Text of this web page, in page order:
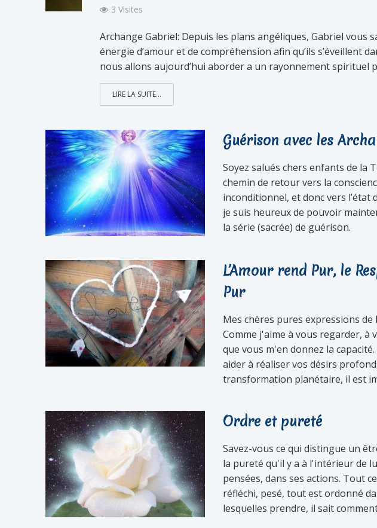
3 Visites
Archange Gabriel: Depuis les plans angéliques, Gabriel vous
énergie d’amour et de compréhension afin qu’ils s’éveillent
nous allons aujourd’hui aborder a un rayonnement spirituel
LIRE LA SUITE...
Guérison avec les
Soyez salués chers enfants de la
chemin de retour vers la
inconditionnel, et donc vers l’état
je suis heureux de pouvoir
la série (sacrée) de guérison.
L’Amour rend Pur, le
Pur
Mes chères pures expressions
Comme j'aime à vous regarder, à
que vous m'en donnez la
aider à réaliser vos désirs
transformation planétaire, il est
Ordre et pureté
Savez-vous ce qui distingue un
la pureté qu'il y a à l'intérieur de
pensées, dans ses actions. Tout
réfléchi, pesé, tout est ordonné
lesquelles prendre, il sait